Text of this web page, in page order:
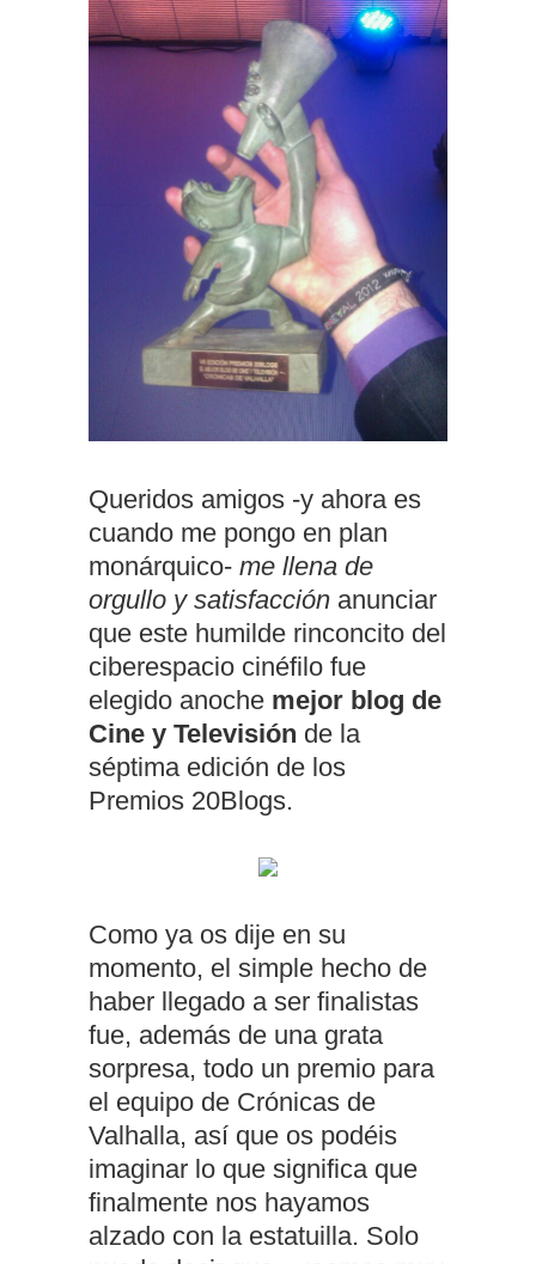
Queridos amigos -y ahora es
cuando me pongo en plan
monárquico- me llena de
orgullo y satisfacción anunciar
que este humilde rinconcito del
ciberespacio cinéfilo fue
elegido anoche mejor blog de
Cine y Televisión de la
séptima edición de los
Premios 20Blogs.
Como ya os dije en su
momento, el simple hecho de
haber llegado a ser finalistas
fue, además de una grata
sorpresa, todo un premio para
el equipo de Crónicas de
Valhalla, así que os podéis
imaginar lo que significa que
finalmente nos hayamos
alzado con la estatuilla. Solo